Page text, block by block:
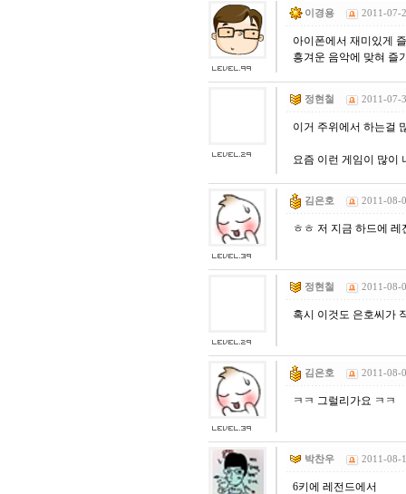
이경용 2011-07-
아이폰에서 재미있게
흥겨운 음악에 맞혀 즐
정현철 2011-07-
이거 주위에서 하는걸
요즘 이런 게임이 많이
김은호 2011-08-
ㅎㅎ 저 지금 하드에
정현철 2011-08-
혹시 이것도 은호씨가
김은호 2011-08-
ㅋㅋ 그럴리가요 ㅋㅋ
박찬우 2011-08-
6키에 레전드에서